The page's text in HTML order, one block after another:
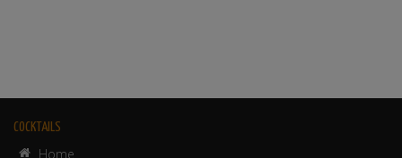
COCKTAILS
Home